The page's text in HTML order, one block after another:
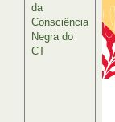
da
Consciência
Negra do
CT